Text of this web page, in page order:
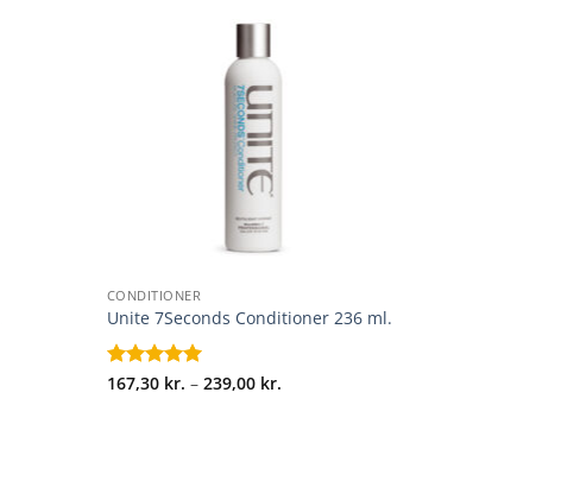
CONDITIONER
Unite 7Seconds Conditioner 236 ml.
Vurderet 5
167,30 kr. – 239,00 kr.